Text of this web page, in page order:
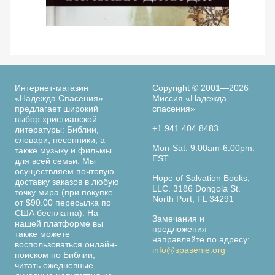
Страница
книги
Интернет-магазин
«Надежда Спасения»
предлагает широкий
выбор христианской
литературы: Библии,
словари, песенники, а
также музыку и фильмы
для всей семьи. Мы
осуществляем почтовую
доставку заказов в любую
точку мира (при покупке
от $90.00 пересылка по
США бесплатна). На
нашей платформе вы
также можете
воспользоваться онлайн-
поиском по Библии,
читать ежедневные
Copyright © 2001—2026
Миссия «Надежда
спасения»
+1 941 404 8483
Mon-Sat: 9:00am-6:00pm.
EST
Hope of Salvation Books,
LLC. 3186 Dongola St.
North Port, FL 34291
Замечания и
предложения
направляйте по адресу:
info@spasenie.org